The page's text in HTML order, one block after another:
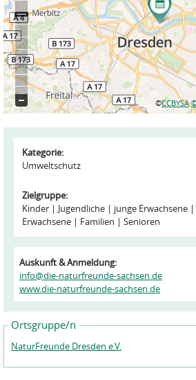
©CCBYSA
Kategorie:
Umweltschutz
Zielgruppe:
Kinder
Jugendliche
junge Erwachsene
Erwachsene
Familien Senioren
Auskunft & Anmeldung:
info@die-naturfreunde-sachsen.de
www.die-naturfreunde-sachsen.de
Ortsgruppe/n
NaturFreunde Dresden e.V.